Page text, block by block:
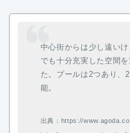
中心街からは少し遠い
でも十分充実した空間
た。プールは2つあり、
能。
出典：https://